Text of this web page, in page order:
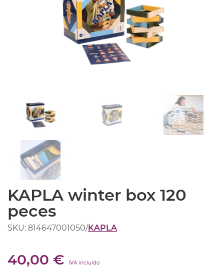
KAPLA winter box 120
peces
SKU: 814647001050/KAPLA
40,00 € IVA incluido